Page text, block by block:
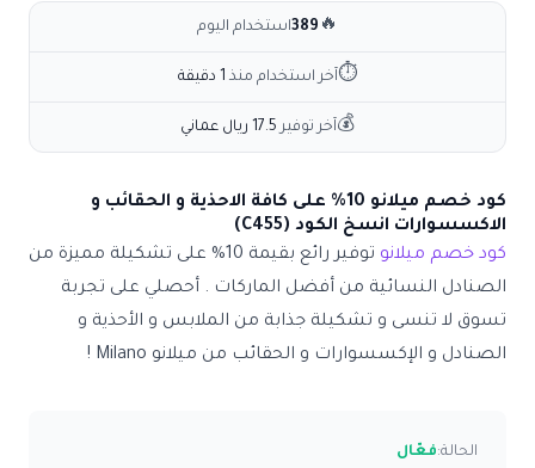
🔥
389استخدام اليوم
⏱آخر استخدام منذ 1 دقيقة
💰آخر توفير 17.5 ريال عماني
كود خصم ميلانو 10% على كافة الاحذية و الحقائب و
الاكسسوارات انسخ الكود (C455)
كود خصم ميلانو
توفير رائع بقيمة 10% على تشكيلة مميزة من
الصنادل النسائية من أفضل الماركات . أحصلي على تجربة
تسوق لا تنسى و تشكيلة جذابة من الملابس و الأحذية و
الصنادل و الإكسسوارات و الحقائب من ميلانو Milano !
الحالة:فعّال